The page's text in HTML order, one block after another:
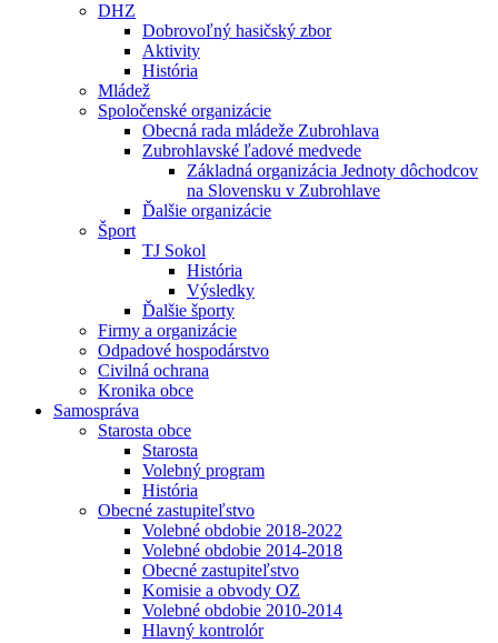
DHZ
Dobrovoľný hasičský zbor
Aktivity
História
Mládež
Spoločenské organizácie
Obecná rada mládeže Zubrohlava
Zubrohlavské ľadové medvede
Základná organizácia Jednoty dôchodcov
na Slovensku v Zubrohlave
Ďalšie organizácie
Šport
TJ Sokol
História
Výsledky
Ďalšie športy
Firmy a organizácie
Odpadové hospodárstvo
Civilná ochrana
Kronika obce
Samospráva
Starosta obce
Starosta
Volebný program
História
Obecné zastupiteľstvo
Volebné obdobie 2018-2022
Volebné obdobie 2014-2018
Obecné zastupiteľstvo
Komisie a obvody OZ
Volebné obdobie 2010-2014
Hlavný kontrolór